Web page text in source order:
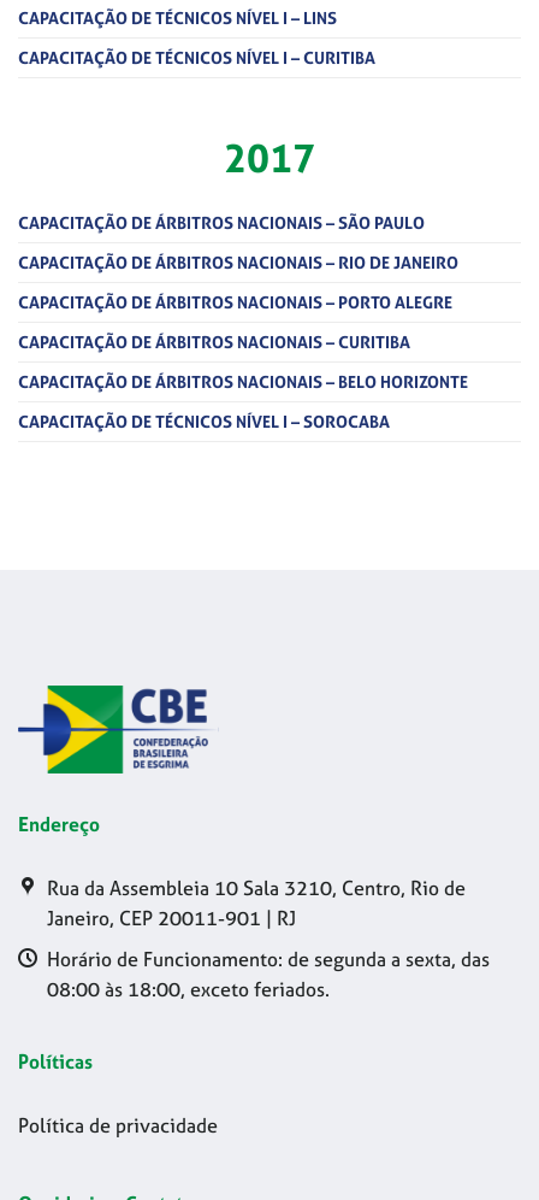
CAPACITAÇÃO DE TÉCNICOS NÍVEL I – LINS
CAPACITAÇÃO DE TÉCNICOS NÍVEL I – CURITIBA
2017
CAPACITAÇÃO DE ÁRBITROS NACIONAIS – SÃO PAULO
CAPACITAÇÃO DE ÁRBITROS NACIONAIS – RIO DE JANEIRO
CAPACITAÇÃO DE ÁRBITROS NACIONAIS – PORTO ALEGRE
CAPACITAÇÃO DE ÁRBITROS NACIONAIS – CURITIBA
CAPACITAÇÃO DE ÁRBITROS NACIONAIS – BELO HORIZONTE
CAPACITAÇÃO DE TÉCNICOS NÍVEL I – SOROCABA
Endereço
Rua da Assembleia 10 Sala 3210, Centro, Rio de
Janeiro, CEP 20011-901 | RJ
Horário de Funcionamento: de segunda a sexta, das
08:00 às 18:00, exceto feriados.
Políticas
Política de privacidade